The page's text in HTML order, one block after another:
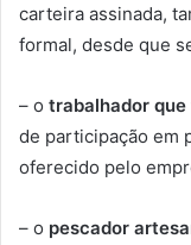
carteira assinada,
formal, desde que
– o trabalhador
de participação em
oferecido pelo
– o pescador